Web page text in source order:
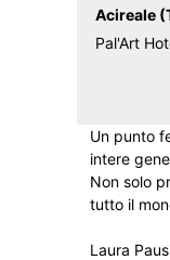
Acireale
Pal'Art
Un punto
intere
Non solo
tutto il
Laura